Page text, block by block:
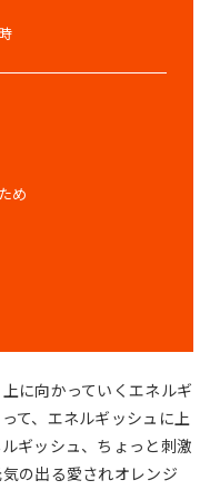
め
に向かっていくエネルギ
て、エネルギッシュに上
ギッシュ、ちょっと刺激
の出る愛されオレンジ